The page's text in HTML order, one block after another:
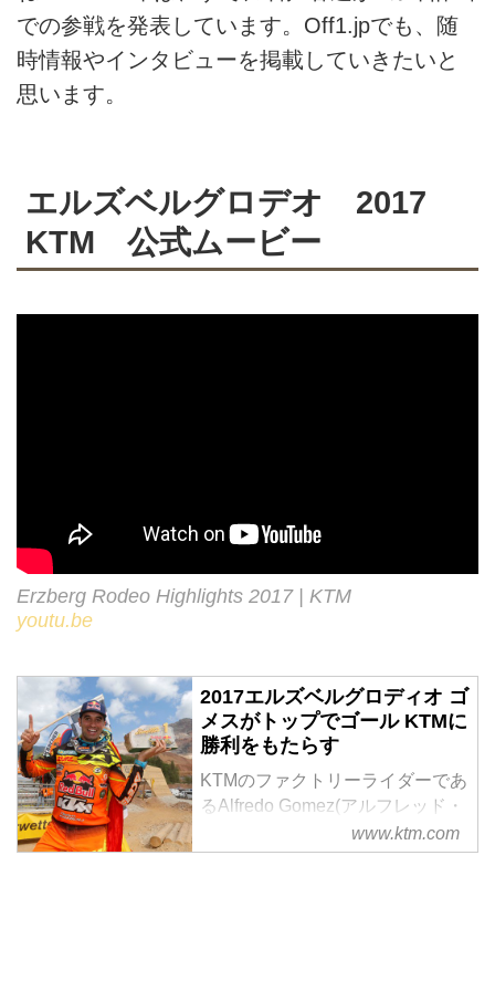
での参戦を発表しています。Off1.jpでも、随
時情報やインタビューを掲載していきたいと
思います。
エルズベルグロデオ 2017
KTM 公式ムービー
Erzberg Rodeo Highlights 2017 | KTM
youtu.be
2017エルズベルグロディオ ゴ
メスがトップでゴール KTMに
勝利をもたらす
KTMのファクトリーライダーであ
るAlfredo Gomez(アルフレッド・
ゴメス)が2017年のエルズベルグ
ロディオ・レッドブル・ヘアスク
www.ktm.com